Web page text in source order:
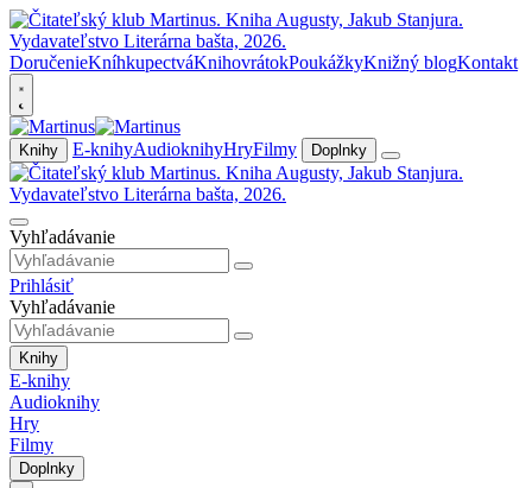
DoručenieKníhkupectváKnihovrátokPoukážkyKnižný blogKontakt
Knihy E-knihyAudioknihyHryFilmy Doplnky
Vyhľadávanie
Prihlásiť
Vyhľadávanie
Knihy
E-knihy
Audioknihy
Hry
Filmy
Doplnky